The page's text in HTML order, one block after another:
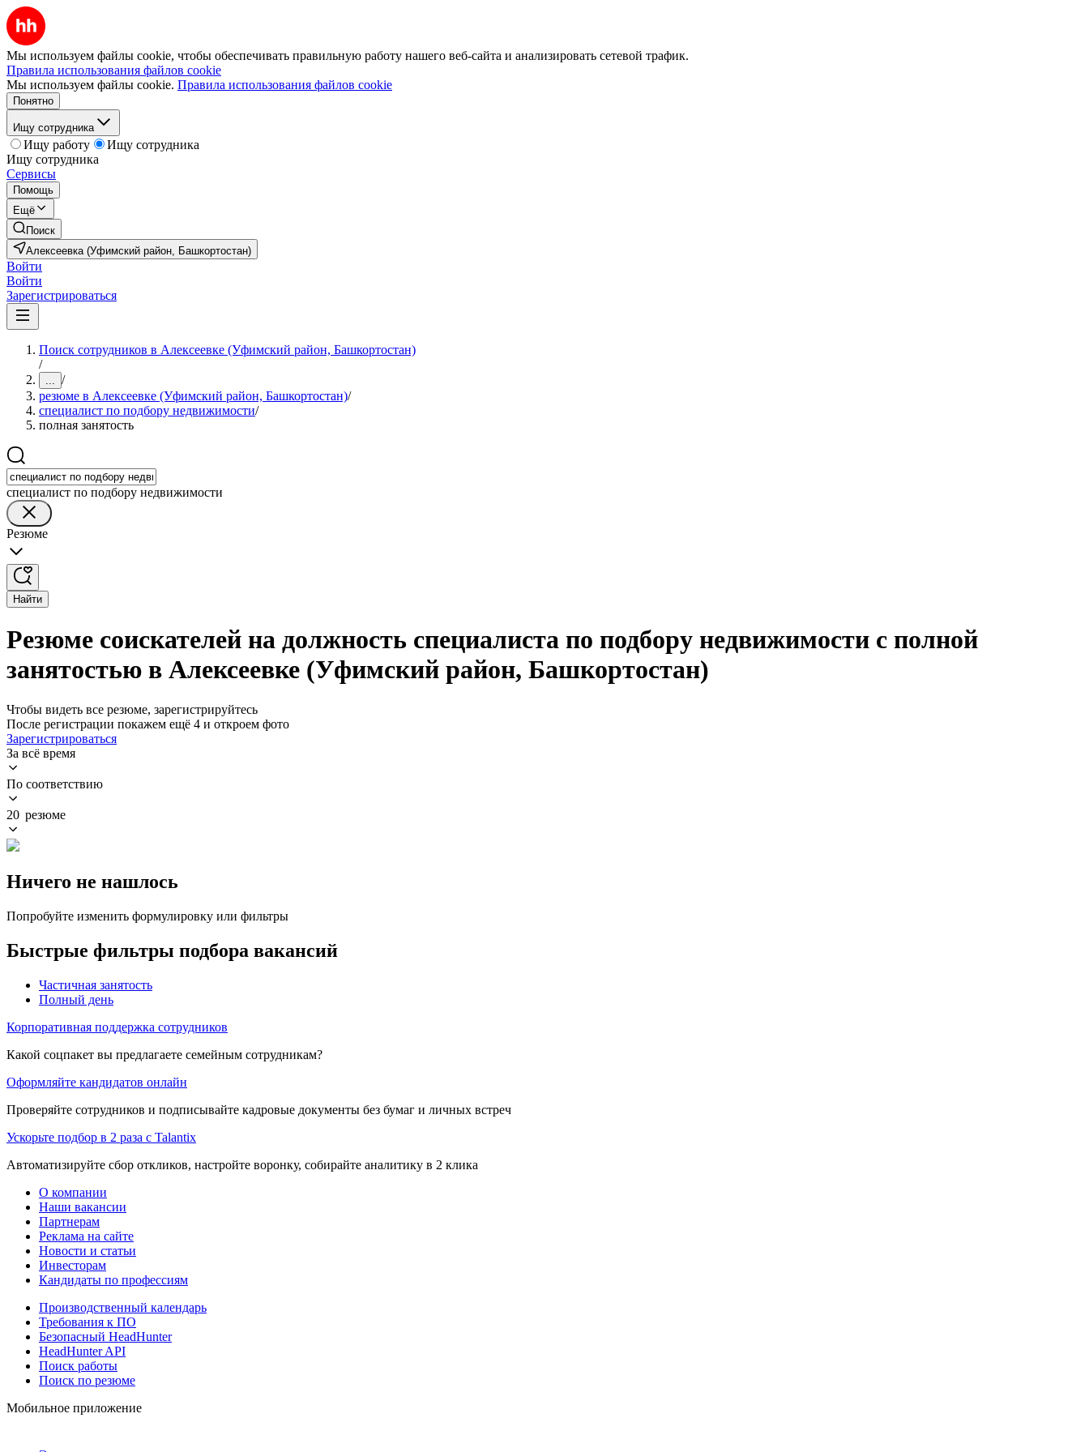
Мы используем файлы cookie, чтобы обеспечивать правильную работу нашего веб-сайта и анализировать сетевой трафик.
Правила использования файлов cookie
Мы используем файлы cookie. Правила использования файлов cookie
Понятно
Ищу сотрудника
Ищу работу
Ищу сотрудника
Ищу сотрудника
Сервисы
Помощь
Ещё
Поиск
Алексеевка (Уфимский район, Башкортостан)
Войти
Войти
Зарегистрироваться
Поиск сотрудников в Алексеевке (Уфимский район, Башкортостан)
/
... /
резюме в Алексеевке (Уфимский район, Башкортостан)/
специалист по подбору недвижимости/
полная занятость
специалист по подбору недвижимости
Резюме
Найти
Резюме соискателей на должность специалиста по подбору недвижимости с полной
занятостью в Алексеевке (Уфимский район, Башкортостан)
Чтобы видеть все резюме, зарегистрируйтесь
После регистрации покажем ещё 4 и откроем фото
Зарегистрироваться
За всё время
По соответствию
20 резюме
Ничего не нашлось
Попробуйте изменить формулировку или фильтры
Быстрые фильтры подбора вакансий
Частичная занятость
Полный день
Корпоративная поддержка сотрудников
Какой соцпакет вы предлагаете семейным сотрудникам?
Оформляйте кандидатов онлайн
Проверяйте сотрудников и подписывайте кадровые документы без бумаг и личных встреч
Ускорьте подбор в 2 раза с Talantix
Автоматизируйте сбор откликов, настройте воронку, собирайте аналитику в 2 клика
О компании
Наши вакансии
Партнерам
Реклама на сайте
Новости и статьи
Инвесторам
Кандидаты по профессиям
Производственный календарь
Требования к ПО
Безопасный HeadHunter
HeadHunter API
Поиск работы
Поиск по резюме
Мобильное приложение